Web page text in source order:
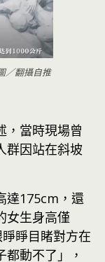
／翻攝自推
，當時現場曾
群因站在斜坡
達175cm，還
女生身高僅
睜目睹對方在
動不了」，